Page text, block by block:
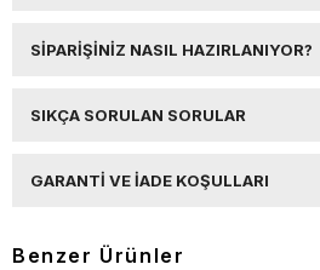
SIPARIŞINIZ NASIL HAZIRLANIYOR?
SIKÇA SORULAN SORULAR
GARANTI VE İADE KOŞULLARI
Benzer Ürünler